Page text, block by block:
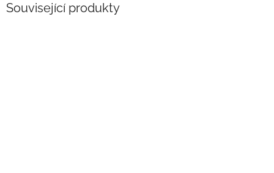
Související produkty